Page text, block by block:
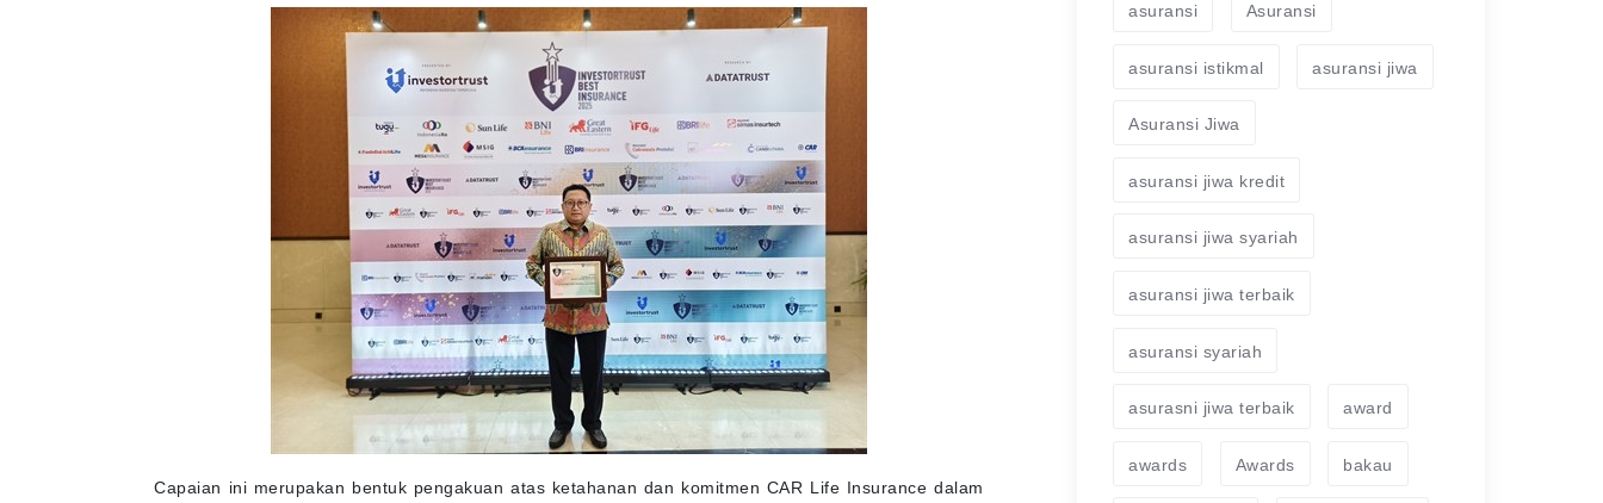
Capaian ini merupakan bentuk pengakuan atas ketahanan dan komitmen CAR Life Insurance dalam
asuransi Asuransi
asuransi istikmal asuransi jiwa
Asuransi Jiwa
asuransi jiwa kredit
asuransi jiwa syariah
asuransi jiwa terbaik
asuransi syariah
asurasni jiwa terbaik award
awards Awards bakau